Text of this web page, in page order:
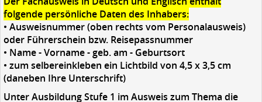
folgende persönliche Daten des Inhabers:
• Ausweisnummer (oben rechts vom Personalausweis)
oder Führerschein bzw. Reisepassnummer
• Name - Vorname - geb. am - Geburtsort
• zum selbereinkleben ein Lichtbild von 4,5 x 3,5 cm
(daneben Ihre Unterschrift)
Unter Ausbildung Stufe 1 im Ausweis zum Thema die